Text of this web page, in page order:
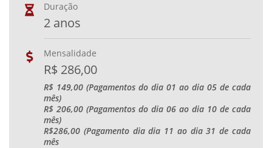
Duração
2 anos
Mensalidade
R$ 286,00
R$ 149,00 (Pagamentos do dia 01 ao dia 05 de cada
mês)
R$ 206,00 (Pagamentos do dia 06 ao dia 10 de cada
mês)
R$286,00 (Pagamento dia dia 11 ao dia 31 de cada
mês